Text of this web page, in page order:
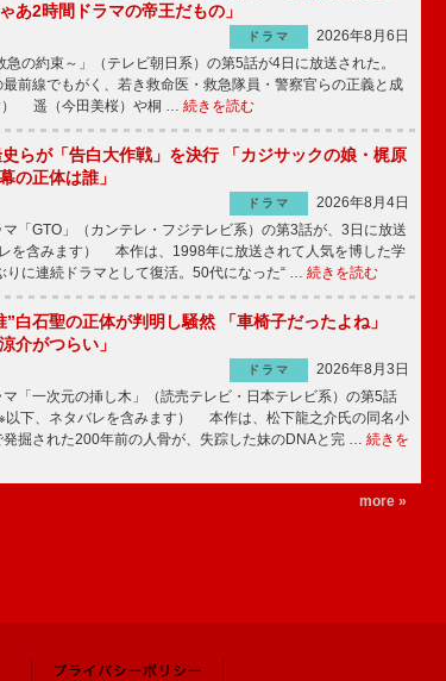
あ2時間ドラマの帝王だもの」
ドラマ
2026年8月6日
の約束～」（テレビ朝日系）の第5話が4日に放送された。
前線でもがく、若き救命医・救急隊員・警察官らの正義と成
） 遥（今田美桜）や桐 … 続きを読む
史らが「告白大作戦」を決行 「カジサックの娘・梶原
の正体は誰」
ドラマ
2026年8月4日
「GTO」（カンテレ・フジテレビ系）の第3話が、3日に放送
を含みます） 本作は、1998年に放送されて人気を博した学
りに連続ドラマとして復活。50代になった“ … 続きを読む
”白石聖の正体が判明し騒然 「車椅子だったよね」
介がつらい」
ドラマ
2026年8月3日
「一次元の挿し木」（読売テレビ・日本テレビ系）の第5話
以下、ネタバレを含みます） 本作は、松下龍之介氏の同名小
掘された200年前の人骨が、失踪した妹のDNAと完 … 続きを
more »